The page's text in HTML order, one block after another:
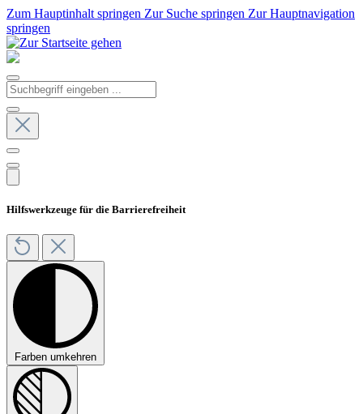
Zum Hauptinhalt springen Zur Suche springen Zur Hauptnavigation
springen
Hilfswerkzeuge für die Barrierefreiheit
Farben umkehren